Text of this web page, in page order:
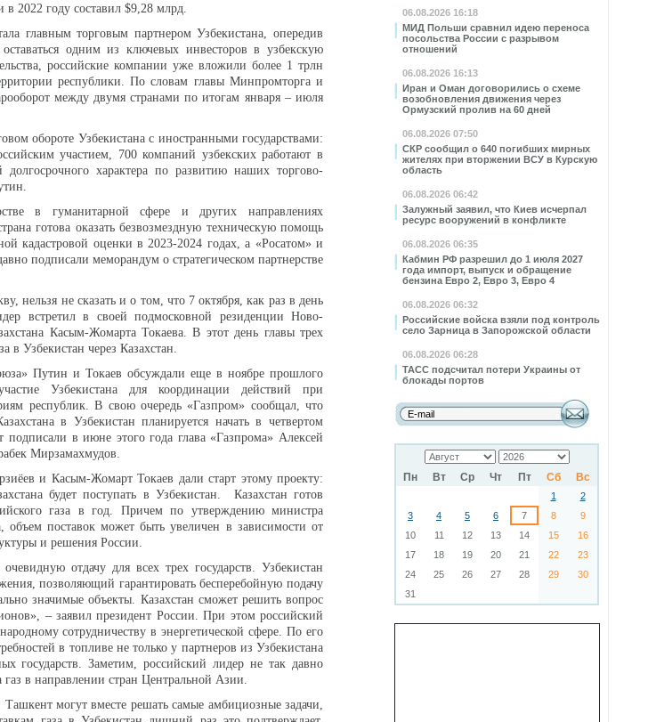
06.08.2026 16:18
МИД Польши сравнил идею переноса
посольства России с разрывом
отношений
06.08.2026 16:13
Иран и Оман договорились о схеме
возобновления движения через
Ормузский пролив на 60 дней
06.08.2026 07:50
СКР сообщил о 640 погибших мирных
жителях при вторжении ВСУ в Курскую
область
06.08.2026 06:42
Залужный заявил, что Киев исчерпал
ресурс вооружений в конфликте
06.08.2026 06:35
Кабмин РФ разрешил до 1 июля 2027
года импорт, выпуск и обращение
бензина Евро 2, Евро 3, Евро 4
06.08.2026 06:32
Российские войска взяли под контроль
село Зарница в Запорожской области
06.08.2026 06:28
ТАСС подсчитал потери Украины от
блокады портов
Пн Вт Ср Чт Пт Сб Вс
1
2
3
4 5 6 7 8
9
10
11 12 13 14 15
16
17
18 19 20 21 22
23
24
25 26 27 28 29
30
31
2022 году составил $9,28 млрд.
главным торговым партнером Узбекистана, опередив
одним из ключевых инвесторов в узбекскую
российские компании уже вложили более 1 трлн
республики. По словам главы Минпромторга и
между двумя странами по итогам января – июля
обороте Узбекистана с иностранными государствами:
участием, 700 компаний узбекских работают в
характера по развитию наших торгово-
в гуманитарной сфере и других направлениях
готова оказать безвозмездную техническую помощь
кадастровой оценки в 2023-2024 годах, а «Росатом» и
подписали меморандум о стратегическом партнерстве
нельзя не сказать и о том, что 7 октября, как раз в день
встретил в своей подмосковной резиденции Ново-
Касым-Жомарта Токаева. В этот день главы трех
в Узбекистан через Казахстан.
Путин и Токаев обсуждали еще в ноябре прошлого
Узбекистана для координации действий при
республик. В свою очередь «Газпром» сообщал, что
в Узбекистан планируется начать в четвертом
подписали в июне этого года глава «Газпрома» Алексей
Мирзамахмудов.
и Касым-Жомарт Токаев дали старт этому проекту:
будет поступать в Узбекистан. Казахстан готов
газа в год. Причем по утверждению министра
объем поставок может быть увеличен в зависимости от
и решения России.
отдачу для всех трех государств. Узбекистан
позволяющий гарантировать бесперебойную подачу
значимые объекты. Казахстан сможет решить вопрос
– заявил президент России. При этом российский
сотрудничеству в энергетической сфере. По его
в топливе не только у партнеров из Узбекистана
государств. Заметим, российский лидер не так давно
газ в направлении стран Центральной Азии.
могут вместе решать самые амбициозные задачи,